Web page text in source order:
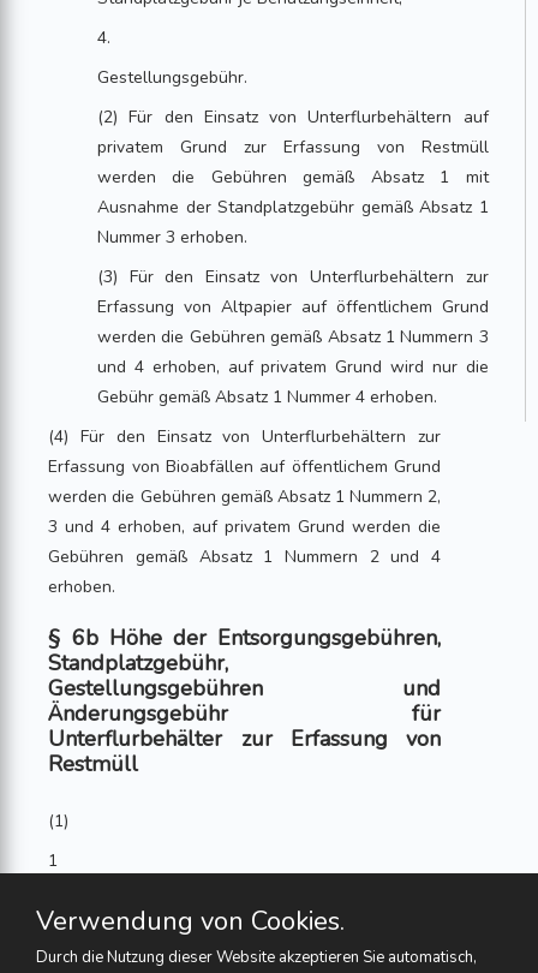
4.
Gestellungsgebühr.
(2) Für den Einsatz von Unterflurbehältern auf
privatem Grund zur Erfassung von Restmüll
werden die Gebühren gemäß Absatz 1 mit
Ausnahme der Standplatzgebühr gemäß Absatz 1
Nummer 3 erhoben.
(3) Für den Einsatz von Unterflurbehältern zur
Erfassung von Altpapier auf öffentlichem Grund
werden die Gebühren gemäß Absatz 1 Nummern 3
und 4 erhoben, auf privatem Grund wird nur die
Gebühr gemäß Absatz 1 Nummer 4 erhoben.
(4) Für den Einsatz von Unterflurbehältern zur
Erfassung von Bioabfällen auf öffentlichem Grund
werden die Gebühren gemäß Absatz 1 Nummern 2,
3 und 4 erhoben, auf privatem Grund werden die
Gebühren gemäß Absatz 1 Nummern 2 und 4
erhoben.
§ 6b Höhe der Entsorgungsgebühren,
Standplatzgebühr,
Gestellungsgebühren und
Änderungsgebühr für
Unterflurbehälter zur Erfassung von
Restmüll
(1)
1
gemäß § 6a Absatz 1 Nummer 2 für Restmüll für
die wöchentlich einmalige Leerung des
Verwendung von Cookies.
Durch die Nutzung dieser Website akzeptieren Sie automatisch,